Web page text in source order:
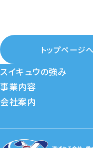
トップページ
スイキュウの強み
事業内容
会社案内